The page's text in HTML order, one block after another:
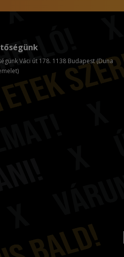
Váci út 178. 1138 Budapest (Duna